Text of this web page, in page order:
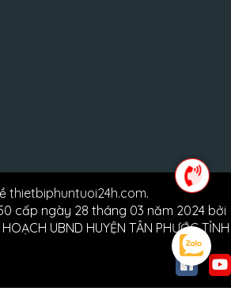
thietbiphuntuoi24h.com.
cấp ngày 28 tháng 03 năm 2024 bởi
UBND HUYỆN TÂN PHƯỚC TỈNH